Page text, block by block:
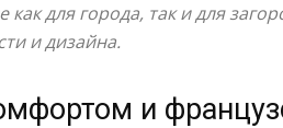
для города, так и для
и дизайна.
и